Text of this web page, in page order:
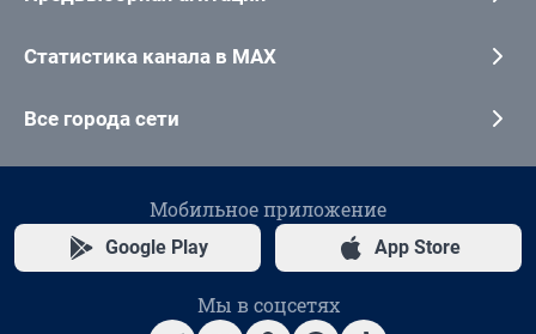
Статистика канала в MAX
Все города сети
Мобильное приложение
Google Play App Store
Мы в соцсетях